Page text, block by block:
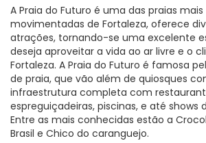
A Praia do Futuro é uma das praias
movimentadas de Fortaleza, oferece
atrações, tornando-se uma excelente
deseja aproveitar a vida ao ar livre e o
Fortaleza. A Praia do Futuro é famosa
de praia, que vão além de quiosques
infraestrutura completa com
espreguiçadeiras, piscinas, e até shows
Entre as mais conhecidas estão a
Brasil e Chico do caranguejo.